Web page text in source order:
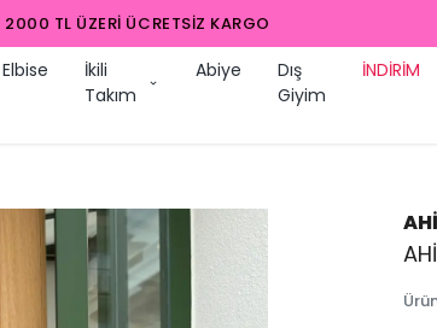
2000 TL ÜZERI ÜCRETSIZ KARGO
Elbise
İkili
Takım
Abiye
Dış
Giyim
İNDİRİM
AHİ